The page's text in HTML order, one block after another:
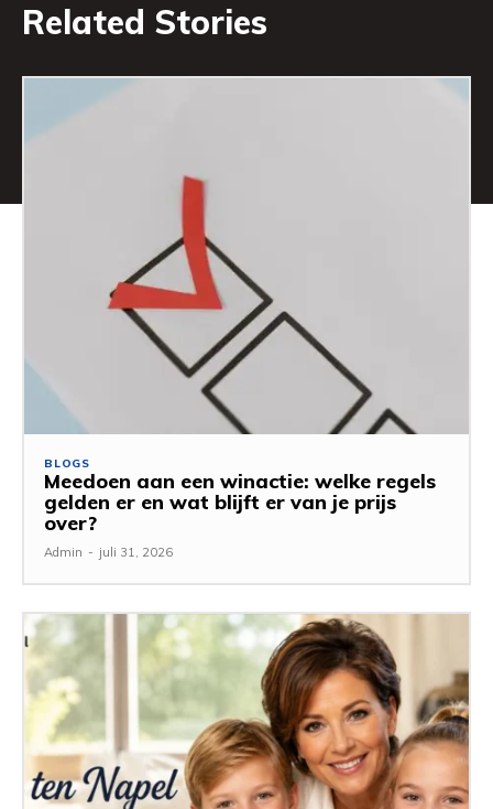
Related Stories
BLOGS
Meedoen aan een winactie: welke regels
gelden er en wat blijft er van je prijs
over?
Admin - juli 31, 2026